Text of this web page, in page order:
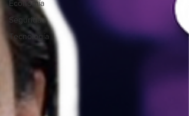
Economía
Seguridad
Tecnología